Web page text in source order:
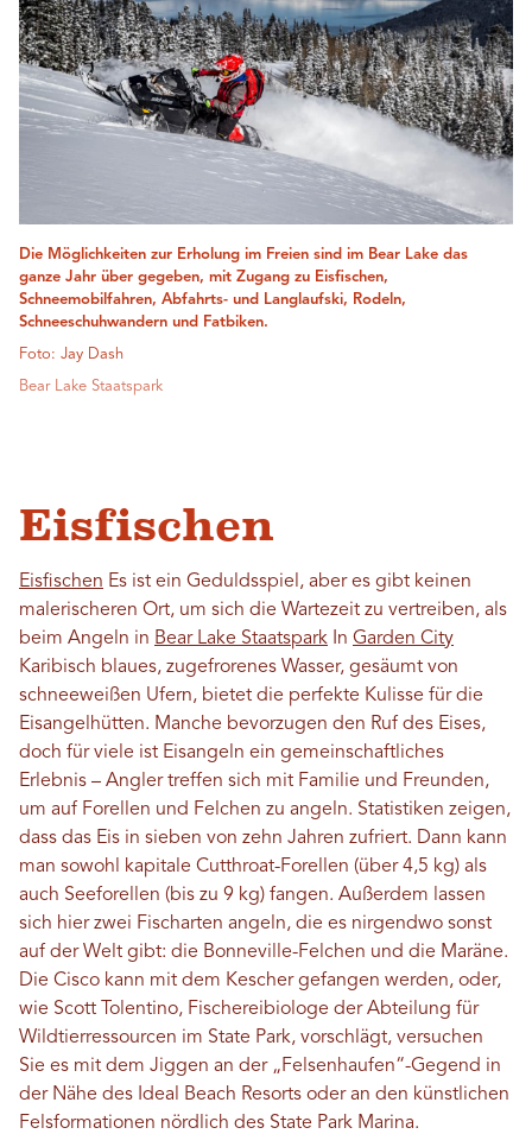
Die Möglichkeiten zur Erholung im Freien sind im Bear Lake das
ganze Jahr über gegeben, mit Zugang zu Eisfischen,
Schneemobilfahren, Abfahrts- und Langlaufski, Rodeln,
Schneeschuhwandern und Fatbiken.
Foto: Jay Dash
Bear Lake Staatspark
Eisfischen
Eisfischen Es ist ein Geduldsspiel, aber es gibt keinen
malerischeren Ort, um sich die Wartezeit zu vertreiben, als
beim Angeln in Bear Lake Staatspark In Garden City
Karibisch blaues, zugefrorenes Wasser, gesäumt von
schneeweißen Ufern, bietet die perfekte Kulisse für die
Eisangelhütten. Manche bevorzugen den Ruf des Eises,
doch für viele ist Eisangeln ein gemeinschaftliches
Erlebnis – Angler treffen sich mit Familie und Freunden,
um auf Forellen und Felchen zu angeln. Statistiken zeigen,
dass das Eis in sieben von zehn Jahren zufriert. Dann kann
man sowohl kapitale Cutthroat-Forellen (über 4,5 kg) als
auch Seeforellen (bis zu 9 kg) fangen. Außerdem lassen
sich hier zwei Fischarten angeln, die es nirgendwo sonst
auf der Welt gibt: die Bonneville-Felchen und die Maräne.
Die Cisco kann mit dem Kescher gefangen werden, oder,
wie Scott Tolentino, Fischereibiologe der Abteilung für
Wildtierressourcen im State Park, vorschlägt, versuchen
Sie es mit dem Jiggen an der „Felsenhaufen“-Gegend in
der Nähe des Ideal Beach Resorts oder an den künstlichen
Felsformationen nördlich des State Park Marina.